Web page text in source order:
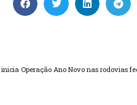
inicia Operação Ano Novo nas rodovias